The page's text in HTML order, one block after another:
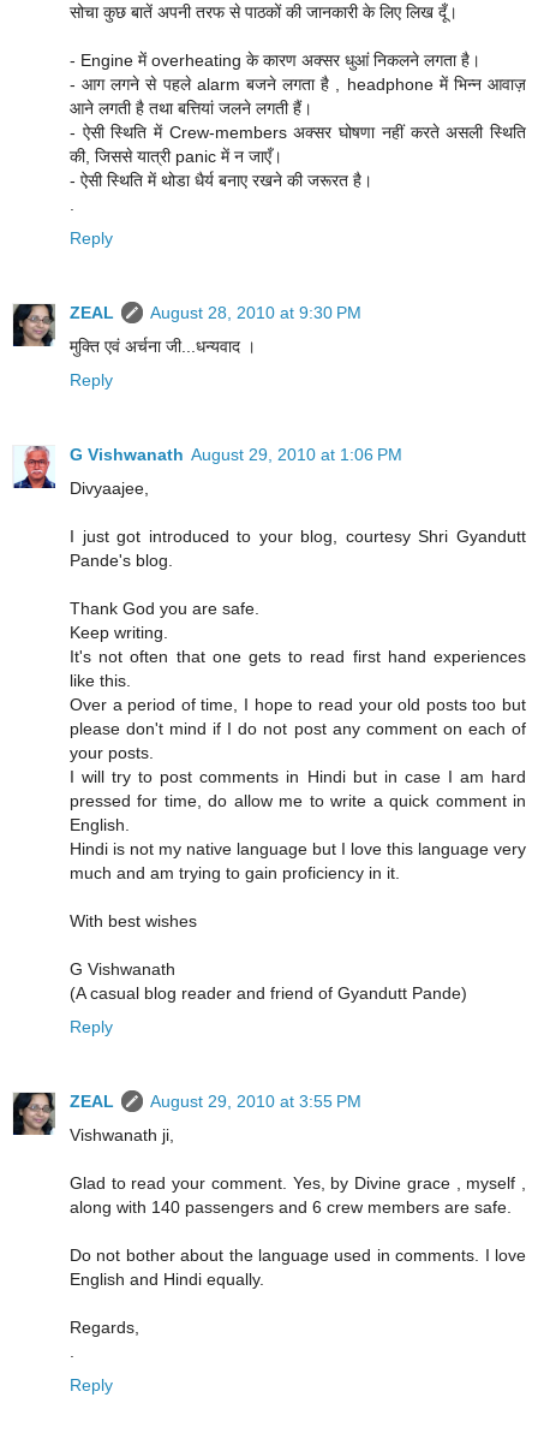
सोचा कुछ बातें अपनी तरफ से पाठकों की जानकारी के लिए लिख दूँ।
- Engine में overheating के कारण अक्सर धुआं निकलने लगता है।
- आग लगने से पहले alarm बजने लगता है , headphone में भिन्न आवाज़
आने लगती है तथा बत्तियां जलने लगती हैं।
- ऐसी स्थिति में Crew-members अक्सर घोषणा नहीं करते असली स्थिति
की, जिससे यात्री panic में न जाएँ।
- ऐसी स्थिति में थोडा धैर्य बनाए रखने की जरूरत है।
Reply
ZEAL
August 28, 2010 at 9:30 PM
मुक्ति एवं अर्चना जी...धन्यवाद ।
Reply
G Vishwanath August 29, 2010 at 1:06 PM
Divyaajee,
I just got introduced to your blog, courtesy Shri Gyandutt
Pande's blog.
Thank God you are safe.
Keep writing.
It's not often that one gets to read first hand experiences
like this.
Over a period of time, I hope to read your old posts too but
please don't mind if I do not post any comment on each of
your posts.
I will try to post comments in Hindi but in case I am hard
pressed for time, do allow me to write a quick comment in
English.
Hindi is not my native language but I love this language very
much and am trying to gain proficiency in it.
With best wishes
G Vishwanath
(A casual blog reader and friend of Gyandutt Pande)
Reply
ZEAL
August 29, 2010 at 3:55 PM
Vishwanath ji,
Glad to read your comment. Yes, by Divine grace , myself ,
along with 140 passengers and 6 crew members are safe.
Do not bother about the language used in comments. I love
English and Hindi equally.
Regards,
Reply